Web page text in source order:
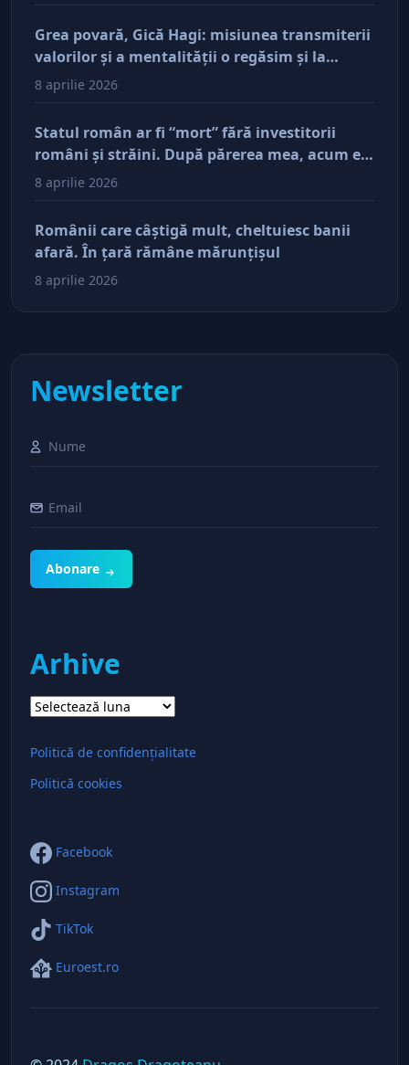
Grea povară, Gică Hagi: misiunea transmiterii
valorilor şi a mentalităţii o regăsim şi la
antreprenorii care vor să-și lase moştenire
8 aprilie 2026
Statul român ar fi “mort” fără investitorii
români şi străini. După părerea mea, acum e
doar pe perfuzii şi încă nu face diferenţa între
8 aprilie 2026
Românii care câştigă mult, cheltuiesc banii
afară. În ţară rămâne mărunţişul
8 aprilie 2026
Newsletter
Abonare
Arhive
Arhive
Politică de confidențialitate
Politică cookies
Facebook
Instagram
TikTok
Euroest.ro